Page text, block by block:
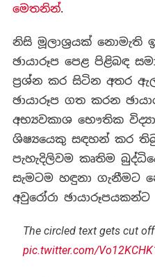
මෙතනින්.
නිසි මූලාශ්‍රයක් නොමැති
ඡායාරූප පෙළ පිළිබඳ
ප්‍රශ්න කර සිටින අතර
ඡායාරූප ගත කරන
අභ්‍යවකාශ භෞතික
ශිෂ්‍යයෙකු සඳහන් කර
පැහැදිලිවම කෘතිම
සැමටම හඳුනා ගැනීමට
අවුරෝරා
The circled text gets cut
pic.twitter.com/